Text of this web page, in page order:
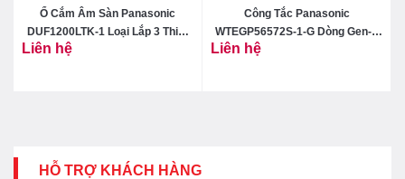
Ổ Cắm Âm Sàn Panasonic
DUF1200LTK-1 Loại Lắp 3 Thiết
Liên hệ
Công Tắc Panasonic
WTEGP56572S‑1‑G Dòng Gen-X
Liên hệ
HỖ TRỢ KHÁCH HÀNG